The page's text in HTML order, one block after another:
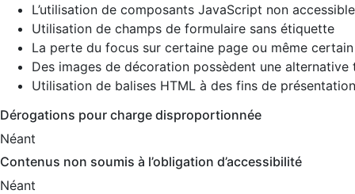
L’utilisation de composants JavaScript non
Utilisation de champs de formulaire sans étiquette
La perte du focus sur certaine page ou même
Des images de décoration possèdent une alternative
Utilisation de balises HTML à des fins de
Dérogations pour charge disproportionnée
Néant
Contenus non soumis à l’obligation d’accessibilité
Néant